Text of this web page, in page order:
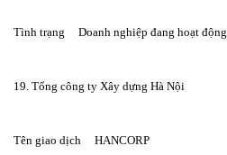
Tình trạng     Doanh nghiệp đang hoạt động
19. Tổng công ty Xây dựng Hà Nội
Tên giao dịch     HANCORP